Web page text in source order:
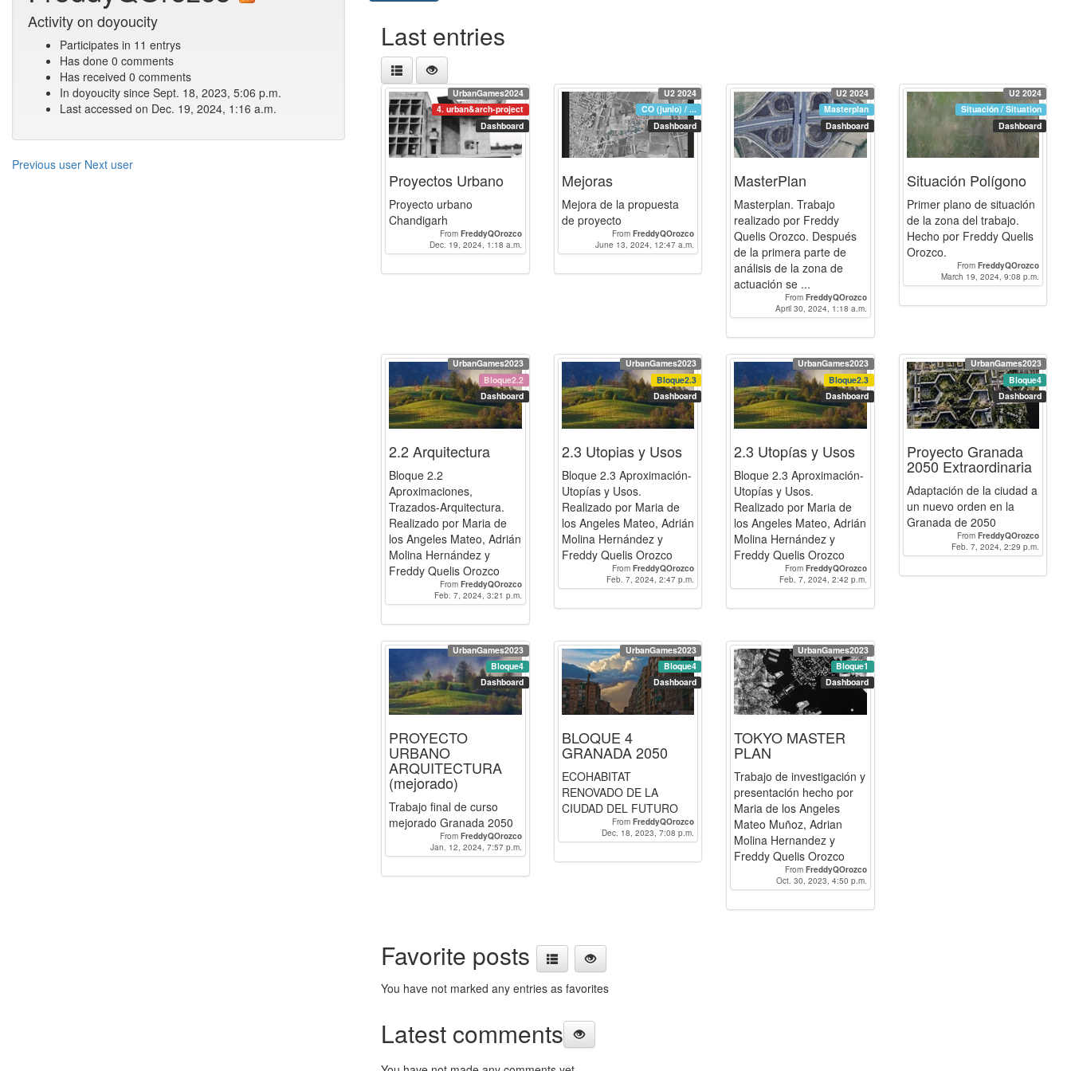
Activity on doyoucity
Participates in 11 entrys
Has done 0 comments
Has received 0 comments
In doyoucity since Sept. 18, 2023, 5:06 p.m.
Last accessed on Dec. 19, 2024, 1:16 a.m.
Previous user Next user
Last entries
UrbanGames2024
4. urban&arch-project
Dashboard
Proyectos Urbano
Proyecto urbano
Chandigarh
From FreddyQOrozco
Dec. 19, 2024, 1:18 a.m.
U2 2024
CO (junio) / ...
Dashboard
Mejoras
Mejora de la propuesta
de proyecto
From FreddyQOrozco
June 13, 2024, 12:47 a.m.
U2 2024
Masterplan
Dashboard
MasterPlan
Masterplan. Trabajo
realizado por Freddy
Quelis Orozco. Después
de la primera parte de
análisis de la zona de
actuación se ...
From FreddyQOrozco
April 30, 2024, 1:18 a.m.
U2 2024
Situación / Situation
Dashboard
Situación Polígono
Primer plano de situación
de la zona del trabajo.
Hecho por Freddy Quelis
Orozco.
From FreddyQOrozco
March 19, 2024, 9:08 p.m.
UrbanGames2023
Bloque2.2
Dashboard
2.2 Arquitectura
Bloque 2.2
Aproximaciones,
Trazados-Arquitectura.
Realizado por Maria de
los Angeles Mateo, Adrián
Molina Hernández y
Freddy Quelis Orozco
From FreddyQOrozco
Feb. 7, 2024, 3:21 p.m.
UrbanGames2023
Bloque2.3
Dashboard
2.3 Utopias y Usos
Bloque 2.3 Aproximación-
Utopías y Usos.
Realizado por Maria de
los Angeles Mateo, Adrián
Molina Hernández y
Freddy Quelis Orozco
From FreddyQOrozco
Feb. 7, 2024, 2:47 p.m.
UrbanGames2023
Bloque2.3
Dashboard
2.3 Utopías y Usos
Bloque 2.3 Aproximación-
Utopías y Usos.
Realizado por Maria de
los Angeles Mateo, Adrián
Molina Hernández y
Freddy Quelis Orozco
From FreddyQOrozco
Feb. 7, 2024, 2:42 p.m.
UrbanGames2023
Bloque4
Dashboard
Proyecto Granada
2050 Extraordinaria
Adaptación de la ciudad a
un nuevo orden en la
Granada de 2050
From FreddyQOrozco
Feb. 7, 2024, 2:29 p.m.
UrbanGames2023
Bloque4
Dashboard
PROYECTO
URBANO
ARQUITECTURA
(mejorado)
Trabajo final de curso
mejorado Granada 2050
From FreddyQOrozco
Jan. 12, 2024, 7:57 p.m.
UrbanGames2023
Bloque4
Dashboard
BLOQUE 4
GRANADA 2050
ECOHABITAT
RENOVADO DE LA
CIUDAD DEL FUTURO
From FreddyQOrozco
Dec. 18, 2023, 7:08 p.m.
UrbanGames2023
Bloque1
Dashboard
TOKYO MASTER
PLAN
Trabajo de investigación y
presentación hecho por
Maria de los Angeles
Mateo Muñoz, Adrian
Molina Hernandez y
Freddy Quelis Orozco
From FreddyQOrozco
Oct. 30, 2023, 4:50 p.m.
Favorite posts
You have not marked any entries as favorites
Latest comments